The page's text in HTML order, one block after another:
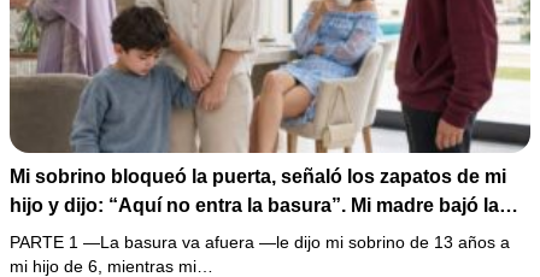
Mi sobrino bloqueó la puerta, señaló los zapatos de mi
hijo y dijo: “Aquí no entra la basura”. Mi madre bajó la
mirada y mi hermana siguió tomando café como si nada.
Yo asentí, abracé a mi niño y me fui sin reclamar. Pero al
PARTE 1 —La basura va afuera —le dijo mi sobrino de 13 años a
mi hijo de 6, mientras mi…